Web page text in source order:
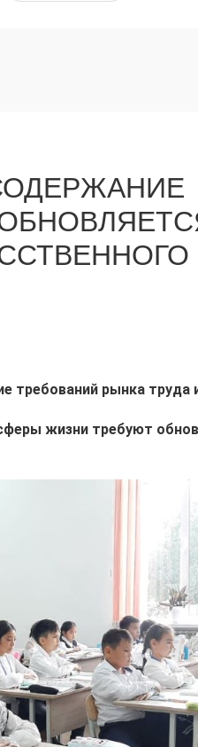
требований рынка труда
жизни требуют